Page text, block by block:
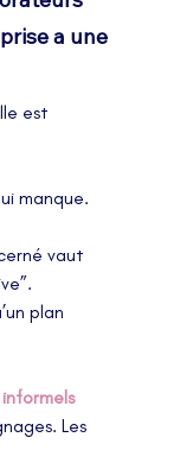
a une
est
manque.
vaut
plan
Les